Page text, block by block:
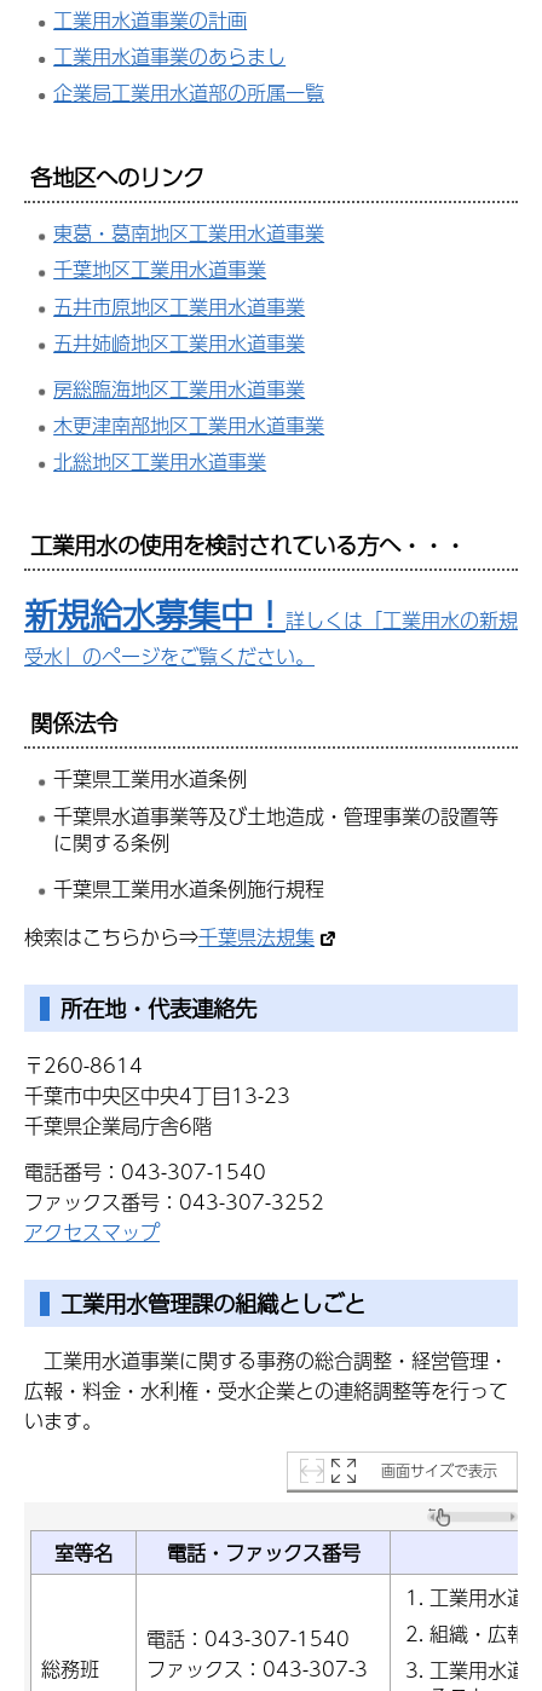
工業用水道事業の計画
工業用水道事業のあらまし
企業局工業用水道部の所属一覧
各地区へのリンク
東葛・葛南地区工業用水道事業
千葉地区工業用水道事業
五井市原地区工業用水道事業
五井姉崎地区工業用水道事業
房総臨海地区工業用水道事業
木更津南部地区工業用水道事業
北総地区工業用水道事業
工業用水の使用を検討されている方へ・・・
新規給水募集中！ 詳しくは「工業用水の新規
受水」のページをご覧ください。
関係法令
千葉県工業用水道条例
千葉県水道事業等及び土地造成・管理事業の設置等
に関する条例
千葉県工業用水道条例施行規程
検索はこちらから⇒千葉県法規集
所在地・代表連絡先
〒260-8614
千葉市中央区中央4丁目13-23
千葉県企業局庁舎6階
電話番号：043-307-1540
ファックス番号：043-307-3252
アクセスマップ
工業用水管理課の組織としごと
工業用水道事業に関する事務の総合調整・経営管理・
広報・料金・水利権・受水企業との連絡調整等を行って
います。
画面サイズで表示
室等名 電話・ファックス番号
総務班
電話：043-307-1540
ファックス：043-307-3
工業用水道
組織・広報
工業用水道